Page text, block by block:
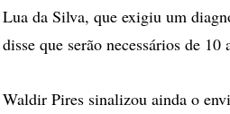
Lua da Silva, que exigiu um
disse que serão necessários de 10
Waldir Pires sinalizou ainda o